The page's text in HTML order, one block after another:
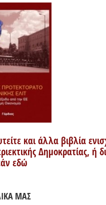
και άλλα βιβλία
Δημοκρατίας, ή
εδώ
ΜΑΣ